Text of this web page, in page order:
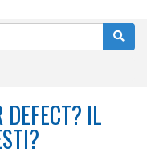
DEFECT? IL